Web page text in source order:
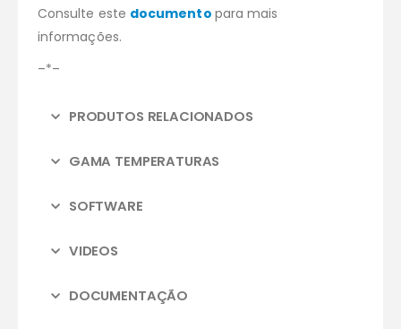
Consulte este documento para mais
informações.
–*–
PRODUTOS RELACIONADOS
GAMA TEMPERATURAS
SOFTWARE
VIDEOS
DOCUMENTAÇÃO